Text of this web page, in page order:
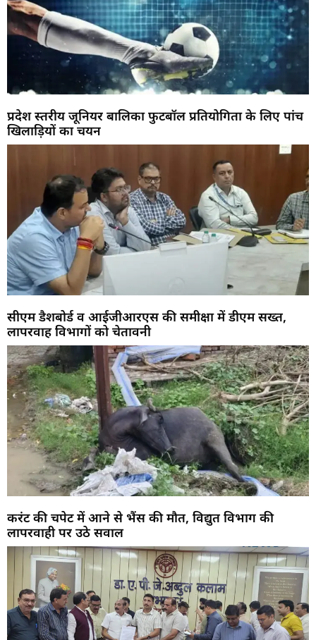
प्रदेश स्तरीय जूनियर बालिका फुटबॉल प्रतियोगिता के लिए पांच
खिलाड़ियों का चयन
सीएम डैशबोर्ड व आईजीआरएस की समीक्षा में डीएम सख्त,
लापरवाह विभागों को चेतावनी
करंट की चपेट में आने से भैंस की मौत, विद्युत विभाग की
लापरवाही पर उठे सवाल